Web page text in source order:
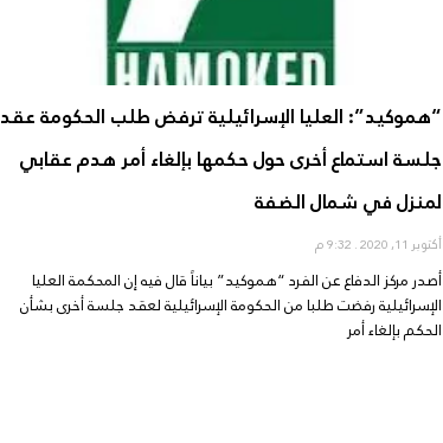
“هموكيد”: العليا الإسرائيلية ترفض طلب الحكومة عقد
جلسة استماع أخرى حول حكمها بإلغاء أمر هدم عقابي
لمنزل في شمال الضفة
أكتوبر 11, 2020
أصدر مركز الدفاع عن الفرد “هموكيد” بياناً قال فيه إن المحكمة العليا
الإسرائيلية رفضت طلبا من الحكومة الإسرائيلية لعقد جلسة أخرى بشأن
الحكم بإلغاء أمر